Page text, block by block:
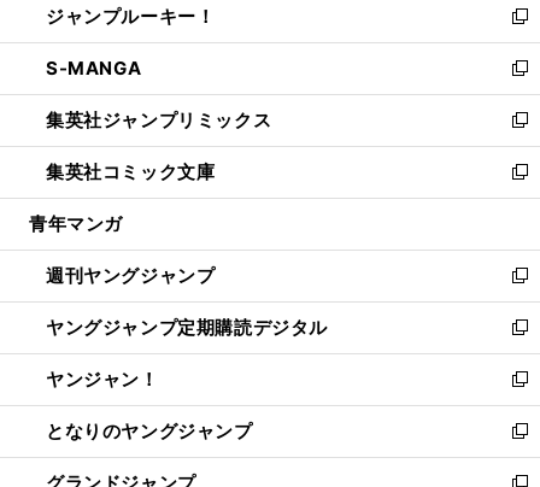
く
で
開
く
ド
ウ
で
開
く
ィ
ン
ド
ウ
で
開
く
い
ウ
ィ
ン
ド
ウ
で
開
ジャンプルーキー！
新
し
い
ウ
ィ
ン
ド
ウ
開
く
S-MANGA
新
し
い
ウ
ィ
ン
ウ
で
開
く
集英社ジャンプリミックス
新
し
い
ウ
ン
ド
ウ
で
開
く
集英社コミック文庫
新
し
ウ
ィ
ン
ド
ウ
で
開
く
青年マンガ
週刊ヤングジャンプ
新
し
い
ウ
ィ
ン
ド
ウ
ヤングジャンプ定期購読デジタル
新
し
い
ウ
ィ
ン
ヤンジャン！
新
し
い
ウ
となりのヤングジャンプ
新
し